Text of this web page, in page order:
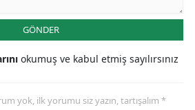
GÖNDER
okumuş ve kabul etmiş sayılırsınız
yok, ilk yorumu siz yazın, tartışalım *